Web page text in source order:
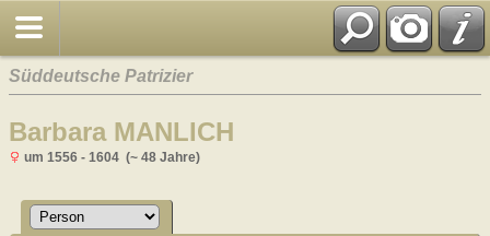
Süddeutsche Patrizier
Barbara MANLICH
um 1556 - 1604 (~ 48 Jahre)